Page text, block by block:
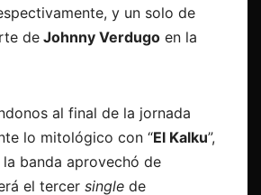
y un solo de
de Johnny Verdugo en la
al final de la jornada
lo mitológico con “El Kalku”,
banda aprovechó de
el tercer single de